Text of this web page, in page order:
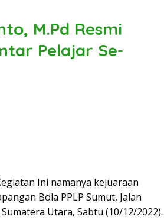
M.Pd Resmi
Pelajar Se-
Ini namanya kejuaraan
Bola PPLP Sumut, Jalan
Utara, Sabtu (10/12/2022).